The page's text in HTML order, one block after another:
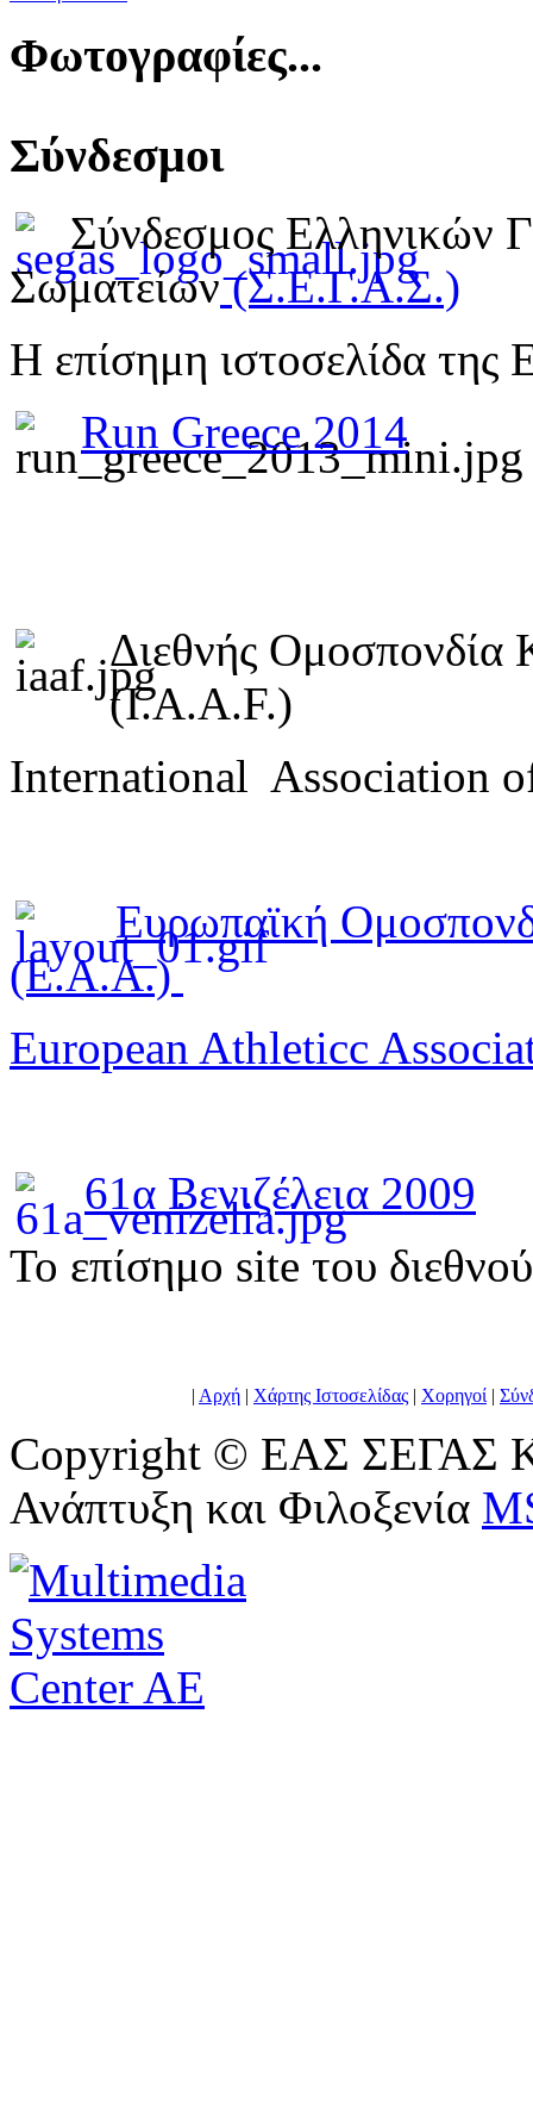
Φωτογραφίες...
Σύνδεσμοι
Σύνδεσμος Ελληνικών
Σωματείων (Σ.Ε.Γ.Α.Σ.)
Η επίσημη ιστοσελίδα της
Run Greece 2014
Διεθνής Ομοσπονδία
(I.A.A.F.)
International Association
Ευρωπαϊκή
(E.A.A.)
European Athleticc
61α Βενιζέλεια 2009
To επίσημο site του
| Αρχή | Χάρτης Ιστοσελίδας | Χορηγοί |
Copyright © ΕΑΣ ΣΕΓΑΣ
Ανάπτυξη και Φιλοξενία